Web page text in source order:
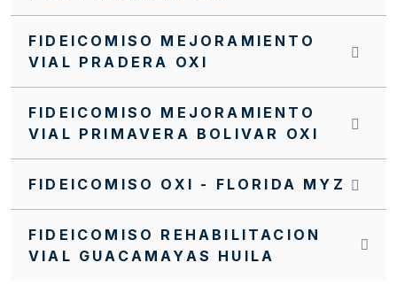
FIDEICOMISO MEJORAMIENTO
VIAL PRADERA OXI
FIDEICOMISO MEJORAMIENTO
VIAL PRIMAVERA BOLIVAR OXI
FIDEICOMISO OXI - FLORIDA MYZ
FIDEICOMISO REHABILITACION
VIAL GUACAMAYAS HUILA